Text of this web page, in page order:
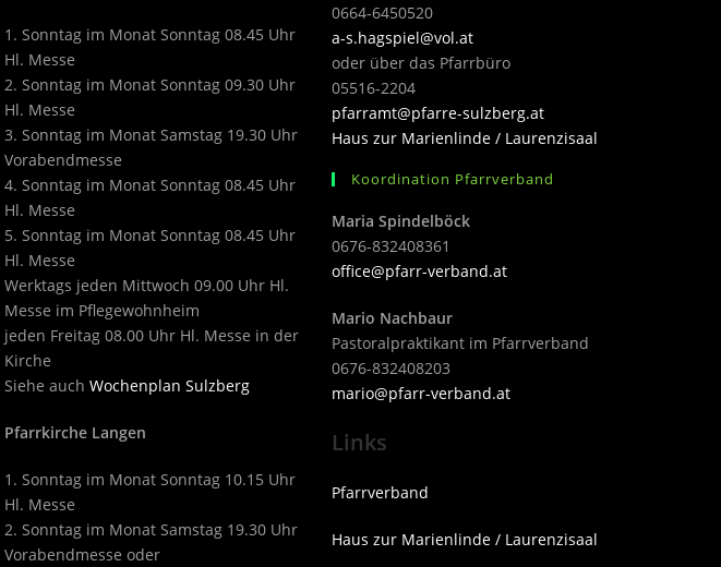
1. Sonntag im Monat Sonntag 08.45 Uhr
Hl. Messe
2. Sonntag im Monat Sonntag 09.30 Uhr
Hl. Messe
3. Sonntag im Monat Samstag 19.30 Uhr
Vorabendmesse
4. Sonntag im Monat Sonntag 08.45 Uhr
Hl. Messe
5. Sonntag im Monat Sonntag 08.45 Uhr
Hl. Messe
Werktags jeden Mittwoch 09.00 Uhr Hl.
Messe im Pflegewohnheim
jeden Freitag 08.00 Uhr Hl. Messe in der
Kirche
Siehe auch Wochenplan Sulzberg
Pfarrkirche Langen
1. Sonntag im Monat Sonntag 10.15 Uhr
Hl. Messe
2. Sonntag im Monat Samstag 19.30 Uhr
Vorabendmesse oder
0664-6450520
a-s.hagspiel@vol.at
oder über das Pfarrbüro
05516-2204
pfarramt@pfarre-sulzberg.at
Haus zur Marienlinde / Laurenzisaal
Koordination Pfarrverband
Maria Spindelböck
0676-832408361
office@pfarr-verband.at
Mario Nachbaur
Pastoralpraktikant im Pfarrverband
0676-832408203
mario@pfarr-verband.at
Links
Pfarrverband
Haus zur Marienlinde / Laurenzisaal